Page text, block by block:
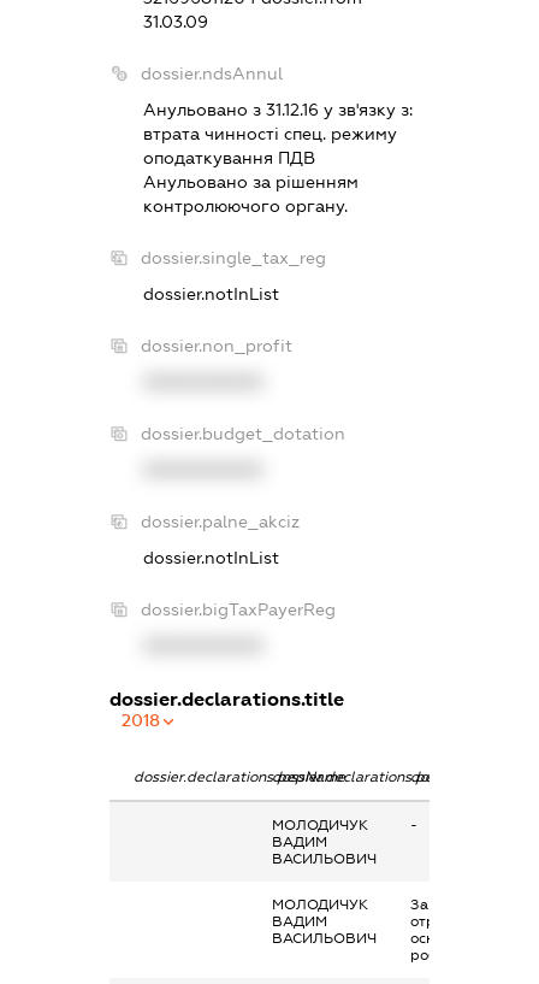
31.03.09
dossier.ndsAnnul
Анульовано з 31.12.16 у зв'язку з:
втрата чинностi спец. режиму
оподаткування ПДВ
Анульовано за рiшенням
контролюючого органу.
dossier.single_tax_reg
dossier.notInList
dossier.non_profit
dossier.budget_dotation
dossier.palne_akciz
dossier.notInList
dossier.bigTaxPayerReg
dossier.declarations.title
2018
dossier.declarations.pepNamedossier.declarations.personName
МОЛОДИЧУК
ВАДИМ
ВАСИЛЬОВИЧ
-
МОЛОДИЧУК
ВАДИМ
ВАСИЛЬОВИЧ
Заробітна плата
отримана за
основним місцем
роботи